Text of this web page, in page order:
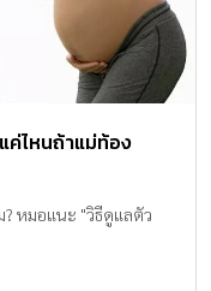
ค่ไหนถ้าแม่ท้อง
? หมอแนะ "วิธีดูแลตัว